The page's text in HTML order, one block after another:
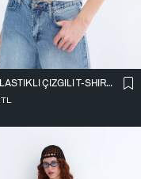
ETEĞI LASTIKLI ÇIZGILI T-SHIRT P10733
TL